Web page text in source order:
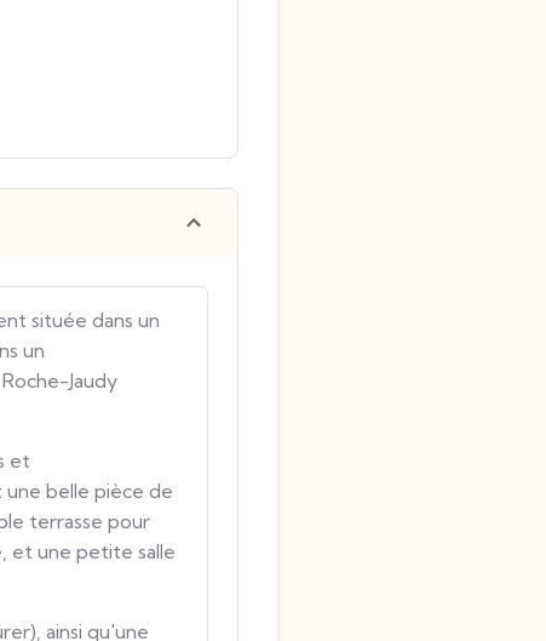
située dans un
un
Jaudy
et
belle pièce de
terrasse pour
et une petite salle
ainsi qu'une